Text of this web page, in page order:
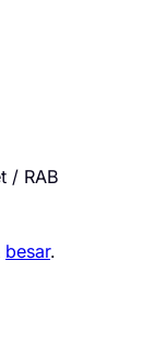
/ RAB
besar.